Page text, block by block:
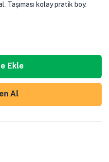
Taşıması kolay pratik boy.
Ekle
Al